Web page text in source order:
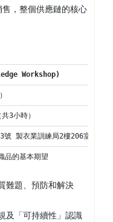
，整個供應鏈的核心目標
Workshop)
3小時）
製衣業訓練局2樓206室
品的基本期望
質難題、預防和解決
規及「可持續性」認識